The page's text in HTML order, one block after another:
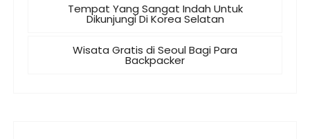
Tempat Yang Sangat Indah Untuk
Dikunjungi Di Korea Selatan
Wisata Gratis di Seoul Bagi Para
Backpacker